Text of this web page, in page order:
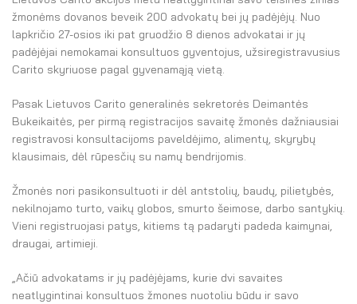
ES
žmonėms dovanos beveik 200 advokatų bei jų padėjėjų. Nuo
lapkričio 27-osios iki pat gruodžio 8 dienos advokatai ir jų
padėjėjai nemokamai konsultuos gyventojus, užsiregistravusius
Carito skyriuose pagal gyvenamąją vietą.
Pasak Lietuvos Carito generalinės sekretorės Deimantės
Bukeikaitės, per pirmą registracijos savaitę žmonės dažniausiai
registravosi konsultacijoms paveldėjimo, alimentų, skyrybų
klausimais, dėl rūpesčių su namų bendrijomis.
Žmonės nori pasikonsultuoti ir dėl antstolių, baudų, pilietybės,
nekilnojamo turto, vaikų globos, smurto šeimose, darbo santykių.
Vieni registruojasi patys, kitiems tą padaryti padeda kaimynai,
draugai, artimieji.
„Ačiū advokatams ir jų padėjėjams, kurie dvi savaites
neatlygintinai konsultuos žmones nuotoliu būdu ir savo